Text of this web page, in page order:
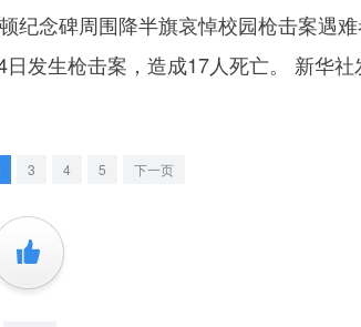
念碑周围降半旗哀悼校园枪击案遇难
发生枪击案，造成17人死亡。 新华社
3 4 5 下一页
+1